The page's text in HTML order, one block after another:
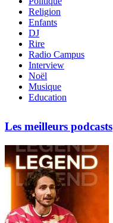
Religion
Enfants
DJ
Rire
Radio Campus
Interview
Noël
Musique
Education
Les meilleurs podcasts